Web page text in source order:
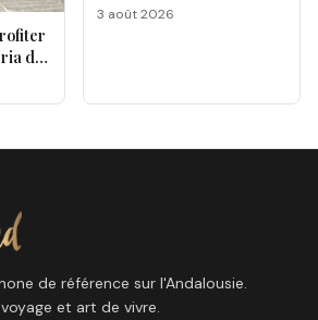
de
gastronomique de Malaga
3 août 2026
de référence sur l'Andalousie.
et art de vivre.